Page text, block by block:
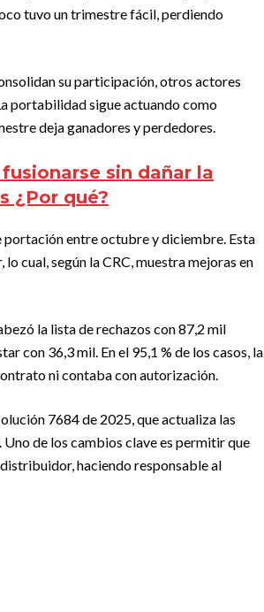
tuvo un trimestre fácil, perdiendo
su participación, otros actores
portabilidad sigue actuando como
deja ganadores y perdedores.
sin dañar la
¿Por qué?
portación entre octubre y diciembre. Esta
cual, según la CRC, muestra mejoras en
la lista de rechazos con 87,2 mil
con 36,3 mil. En el 95,1 % de los casos, la
ni contaba con autorización.
7684 de 2025, que actualiza las
de los cambios clave es permitir que
haciendo responsable al